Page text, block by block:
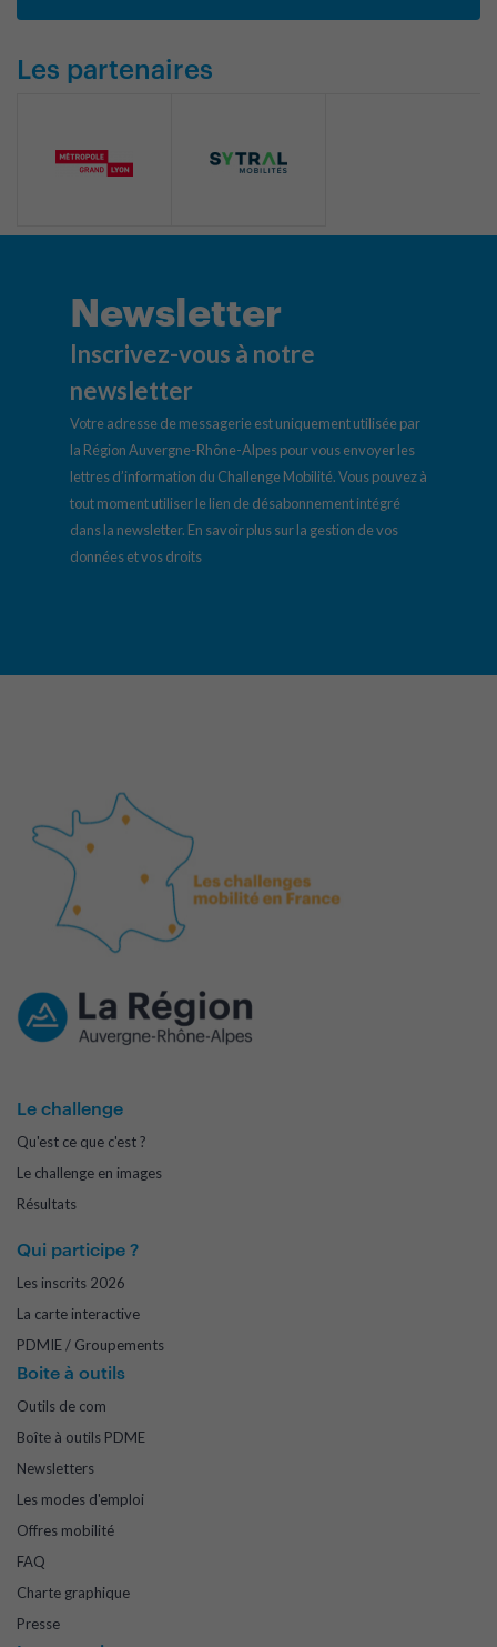
Les partenaires
Newsletter
Inscrivez-vous à notre
newsletter
Votre adresse de messagerie est uniquement utilisée par
la Région Auvergne-Rhône-Alpes pour vous envoyer les
lettres d’information du Challenge Mobilité. Vous pouvez à
tout moment utiliser le lien de désabonnement intégré
dans la newsletter. En savoir plus sur la gestion de vos
données et vos droits
Le challenge
Qu'est ce que c'est ?
Le challenge en images
Résultats
Qui participe ?
Les inscrits 2026
La carte interactive
PDMIE / Groupements
Boite à outils
Outils de com
Boîte à outils PDME
Newsletters
Les modes d'emploi
Offres mobilité
FAQ
Charte graphique
Presse